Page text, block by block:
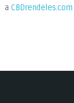
a CBDrendeles.com